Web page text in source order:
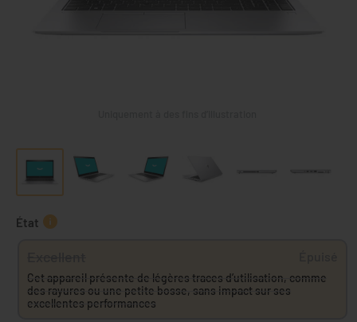
État
Cet appareil présente de légères traces d’utilisation, comme
des rayures ou une petite bosse, sans impact sur ses
excellentes performances